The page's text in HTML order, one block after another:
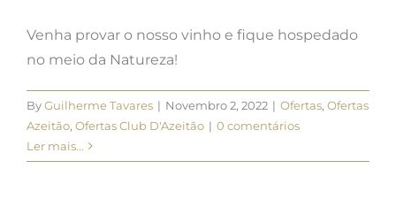
Venha provar o nosso vinho e fique hospedado
no meio da Natureza!
ByGuilherme Tavares | Novembro 2, 2022 | Ofertas, Ofertas
Azeitão, Ofertas Club D'Azeitão | 0 comentários
Ler mais...